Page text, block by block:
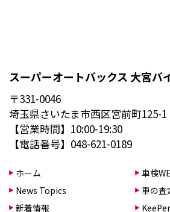
スーパーオートバックス 大宮バ
〒331-0046
埼玉県さいたま市西区宮前町125-1
【営業時間】10:00-19:30
【電話番号】048-621-0189
ホーム
News Topics
新着情報
車検
車の査
KeePer